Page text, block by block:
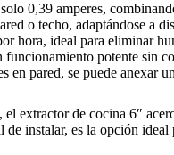
0,39 amperes,
o techo, adaptándose a
hora, ideal para eliminar
potente sin
en pared, se puede
extractor de cocina 6″
instalar, es la opción